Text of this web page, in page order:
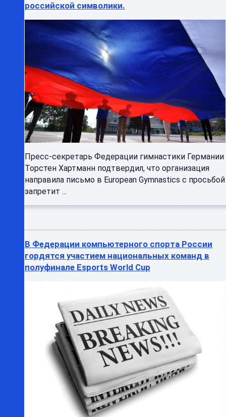
российской символики.
Пресс-секретарь Федерации гимнастики Германии
Торстен Хартманн подтвердил, что организация
направила письмо в European Gymnastics с просьбой
запретит ...
В Федерации компьютерного спорта России
гордятся участием национальных команд в
полуфинале Esports World Cup